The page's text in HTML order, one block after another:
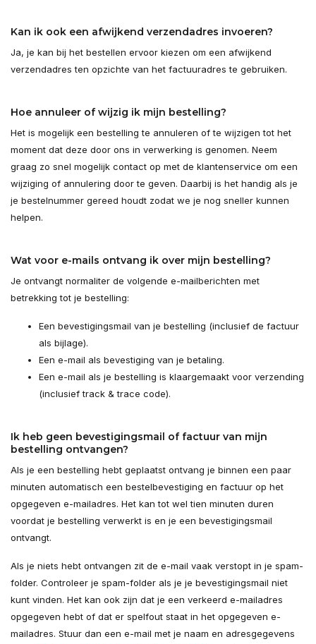
Kan ik ook een afwijkend verzendadres invoeren?
Ja, je kan bij het bestellen ervoor kiezen om een afwijkend
verzendadres ten opzichte van het factuuradres te gebruiken.
Hoe annuleer of wijzig ik mijn bestelling?
Het is mogelijk een bestelling te annuleren of te wijzigen tot het
moment dat deze door ons in verwerking is genomen. Neem
graag zo snel mogelijk contact op met de klantenservice om een
wijziging of annulering door te geven. Daarbij is het handig als je
je bestelnummer gereed houdt zodat we je nog sneller kunnen
helpen.
Wat voor e-mails ontvang ik over mijn bestelling?
Je ontvangt normaliter de volgende e-mailberichten met
betrekking tot je bestelling:
Een bevestigingsmail van je bestelling (inclusief de factuur
als bijlage).
Een e-mail als bevestiging van je betaling.
Een e-mail als je bestelling is klaargemaakt voor verzending
(inclusief track & trace code).
Ik heb geen bevestigingsmail of factuur van mijn
bestelling ontvangen?
Als je een bestelling hebt geplaatst ontvang je binnen een paar
minuten automatisch een bestelbevestiging en factuur op het
opgegeven e-mailadres. Het kan tot wel tien minuten duren
voordat je bestelling verwerkt is en je een bevestigingsmail
ontvangt.
Als je niets hebt ontvangen zit de e-mail vaak verstopt in je spam-
folder. Controleer je spam-folder als je je bevestigingsmail niet
kunt vinden. Het kan ook zijn dat je een verkeerd e-mailadres
opgegeven hebt of dat er spelfout staat in het opgegeven e-
mailadres. Stuur dan een e-mail met je naam en adresgegevens